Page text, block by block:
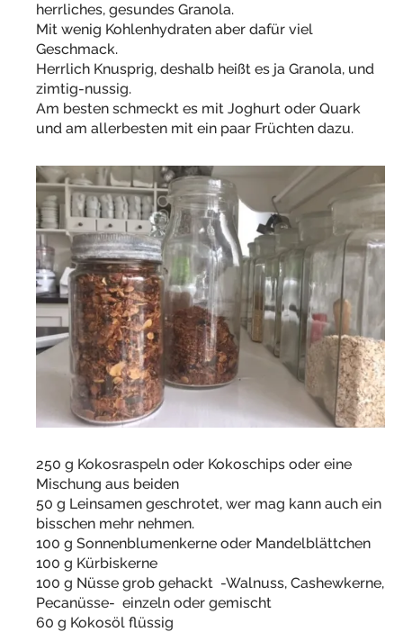
herrliches, gesundes Granola.
Mit wenig Kohlenhydraten aber dafür viel
Geschmack.
Herrlich Knusprig, deshalb heißt es ja Granola, und
zimtig-nussig.
Am besten schmeckt es mit Joghurt oder Quark
und am allerbesten mit ein paar Früchten dazu.
250 g Kokosraspeln oder Kokoschips oder eine
Mischung aus beiden
50 g Leinsamen geschrotet, wer mag kann auch ein
bisschen mehr nehmen.
100 g Sonnenblumenkerne oder Mandelblättchen
100 g Kürbiskerne
100 g Nüsse grob gehackt -Walnuss, Cashewkerne,
Pecanüsse- einzeln oder gemischt
60 g Kokosöl flüssig